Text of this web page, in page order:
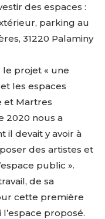
des espaces :
parking au
31220 Palaminy
le projet « une
les espaces
et Martres
2020 nous a
il devait y avoir à
des artistes et
public ».
de sa
cette première
proposé.